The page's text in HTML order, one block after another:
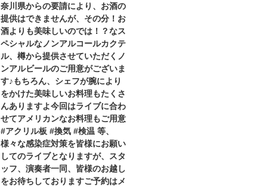
奈川県からの要請により、お酒の
提供はできませんが、その分！お
酒よりも美味しいのでは！？なス
ペシャルなノンアルコールカクテ
ル、樽から提供させていただくノ
ンアルビールのご用意がございま
す♪もちろん、シェフが腕により
をかけた美味しいお料理もたくさ
んありますよ今回はライブに合わ
せてアメリカンなお料理もご用意
#アクリル板 #換気 #検温 等、
様々な感染症対策を皆様にお願い
してのライブとなりますが、スタ
ッフ、演奏者一同、皆様のお越し
をお待ちしておりますご予約はメ